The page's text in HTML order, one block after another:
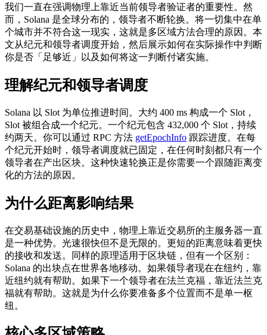
我们一直在强调物理上靠近当前领导者验证者的重要性。然
而，Solana 是全球分布的，领导者不断轮换。将一切集中在单
个城市并不符合这一现实，这就是多区域方法合理的原因。本
文从纪元和领导者调度开始，然后展示如何在实际操作中判断
你是否「足够近」以及如何将这一判断付诸实施。
理解纪元和领导者调度
Solana 以 Slot 为单位推进时间。大约 400 ms 构成一个 Slot，
Slot 被组合成一个纪元。一个纪元包含 432,000 个 Slot，持续
约两天。你可以通过 RPC 方法 getEpochInfo 跟踪进度。在每
个纪元开始时，领导者调度就已固定，在任何时刻都只有一个
领导者在产出区块。这种快速轮换正是你需要一个跟随距离变
化的方法的原因。
为什么距离影响结果
在交易基础设施的历史中，物理上靠近交易所的主服务器一直
是一种优势。光速很快但不是无限的。更短的距离意味着更快
的接收和发送。同样的原理适用于区块链，但有一个区别：
Solana 的出块点在世界各地移动。如果领导者现在在纽约，靠
近纽约就有帮助。如果下一个领导者在法兰克福，靠近法兰克
福就有帮助。这就是为什么你要准备多个位置而不是单一枢
纽。